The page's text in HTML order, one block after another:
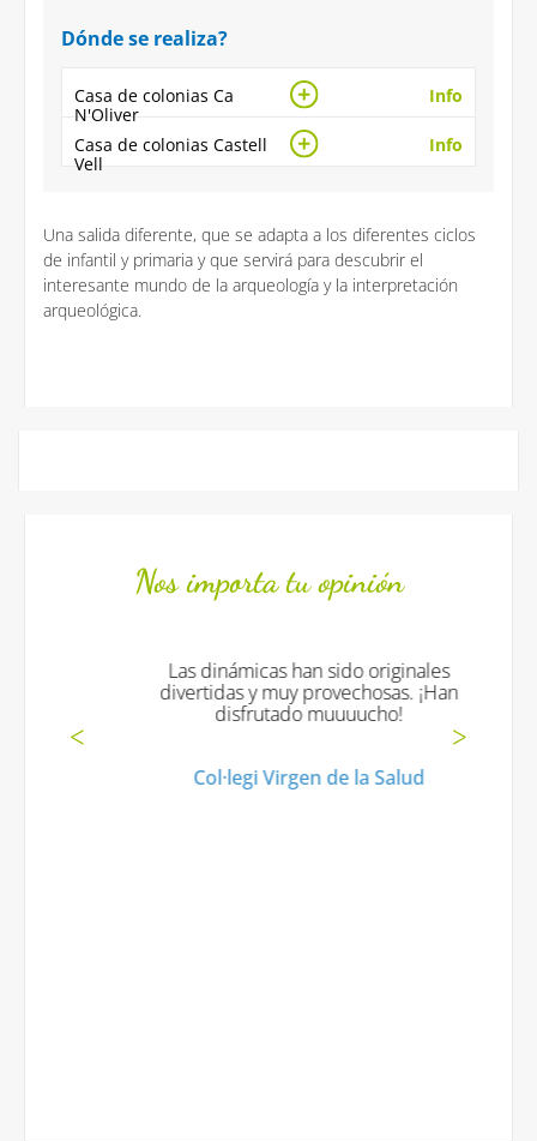
Dónde se realiza?
Casa de colonias Ca
N'Oliver
Info
Casa de colonias Castell
Vell
Info
Una salida diferente, que se adapta a los diferentes ciclos
de infantil y primaria y que servirá para descubrir el
interesante mundo de la arqueología y la interpretación
arqueológica.
Nos importa tu opinión
Las dinámicas han sido originales
divertidas y muy provechosas. ¡Han
disfrutado muuuucho!
Col·legi Virgen de la Salud